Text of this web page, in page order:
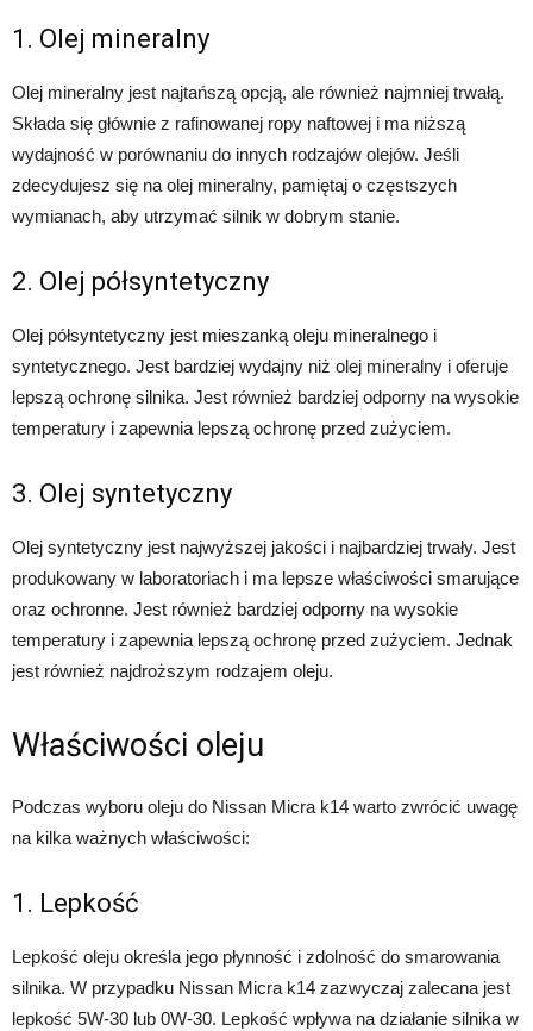
1. Olej mineralny
Olej mineralny jest najtańszą opcją, ale również najmniej trwałą.
Składa się głównie z rafinowanej ropy naftowej i ma niższą
wydajność w porównaniu do innych rodzajów olejów. Jeśli
zdecydujesz się na olej mineralny, pamiętaj o częstszych
wymianach, aby utrzymać silnik w dobrym stanie.
2. Olej półsyntetyczny
Olej półsyntetyczny jest mieszanką oleju mineralnego i
syntetycznego. Jest bardziej wydajny niż olej mineralny i oferuje
lepszą ochronę silnika. Jest również bardziej odporny na wysokie
temperatury i zapewnia lepszą ochronę przed zużyciem.
3. Olej syntetyczny
Olej syntetyczny jest najwyższej jakości i najbardziej trwały. Jest
produkowany w laboratoriach i ma lepsze właściwości smarujące
oraz ochronne. Jest również bardziej odporny na wysokie
temperatury i zapewnia lepszą ochronę przed zużyciem. Jednak
jest również najdroższym rodzajem oleju.
Właściwości oleju
Podczas wyboru oleju do Nissan Micra k14 warto zwrócić uwagę
na kilka ważnych właściwości:
1. Lepkość
Lepkość oleju określa jego płynność i zdolność do smarowania
silnika. W przypadku Nissan Micra k14 zazwyczaj zalecana jest
lepkość 5W-30 lub 0W-30. Lepkość wpływa na działanie silnika w